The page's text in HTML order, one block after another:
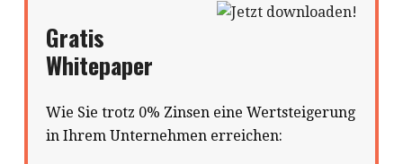
Gratis
Whitepaper
Wie Sie trotz 0% Zinsen eine Wertsteigerung
in Ihrem Unternehmen erreichen: